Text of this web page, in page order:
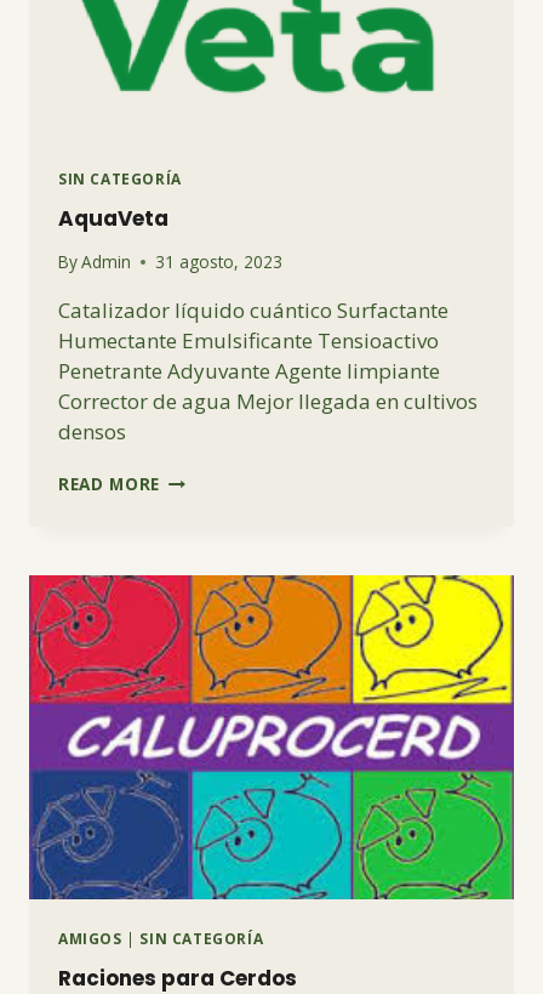
SIN CATEGORÍA
AquaVeta
ByAdmin 31 agosto, 2023
Catalizador líquido cuántico Surfactante
Humectante Emulsificante Tensioactivo
Penetrante Adyuvante Agente limpiante
Corrector de agua Mejor llegada en cultivos
densos
READ MORE AQUAVETA
AMIGOS | SIN CATEGORÍA
Raciones para Cerdos